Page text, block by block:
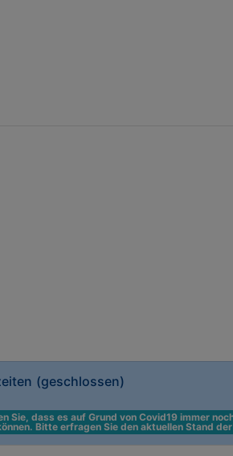
(geschlossen)
Sie, dass es auf Grund von Covid19 immer
Bitte erfragen Sie den aktuellen Stand